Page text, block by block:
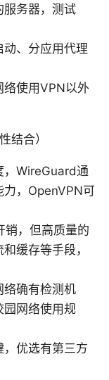
服务器，测试
、分应用代理
络使用VPN以外
结合）
，WireGuard通
力，OpenVPN可
销，但高质量的
缓存等手段，
络确有检测机
园网络使用规
优选有第三方